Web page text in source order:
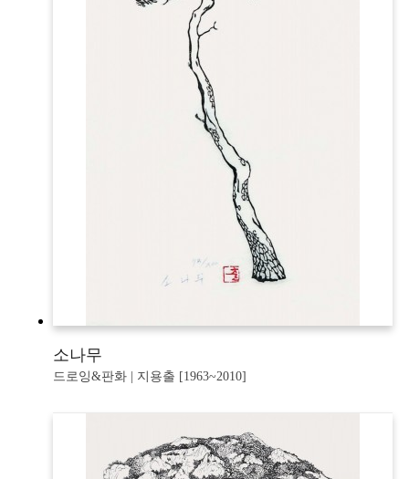
소나무
드로잉&판화 | 지용출 [1963~2010]